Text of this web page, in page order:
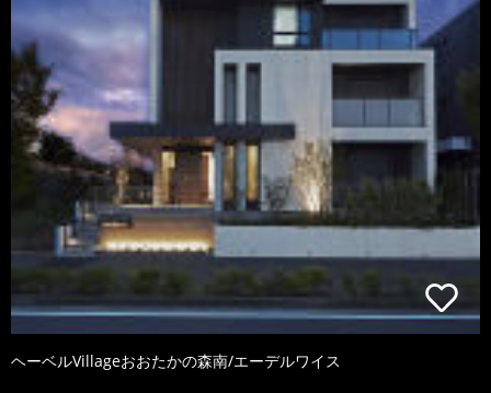
ヘーベルVillageおおたかの森南/エーデルワイス